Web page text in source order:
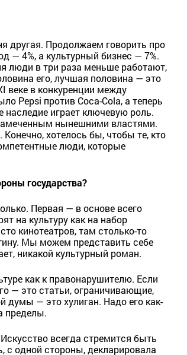
другая. Продолжаем говорить про
— 4%, а культурный бизнес — 7%.
люди в три раза меньше работают,
его, лучшая половина — это
веке в конкуренции между
Pepsi против Coca-Cola, а теперь
наследие играет ключевую роль.
нынешними властями.
хотелось бы, чтобы те, кто
люди, которые
государства?
Первая — в основе всего
на культуру как на набор
кинотеатров, там столько-то
Мы можем представить себе
никакой культурный роман.
как к правонарушителю. Если
— это статьи, ограничивающие,
думы — это хулиган. Надо его как-
пределы.
всегда стремится быть
одной стороны, декларировала